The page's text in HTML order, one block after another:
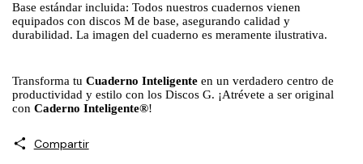
Base estándar incluida: Todos nuestros cuadernos vienen
equipados con discos M de base, asegurando calidad y
durabilidad. La imagen del cuaderno es meramente ilustrativa.
Transforma tu Cuaderno Inteligente en un verdadero centro de
productividad y estilo con los Discos G. ¡Atrévete a ser original
con Caderno Inteligente®!
Compartir